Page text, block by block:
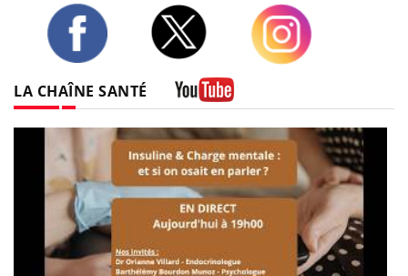
LA CHAÎNE SANTÉ